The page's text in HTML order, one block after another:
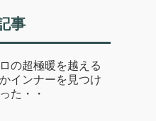
事
の超極暖を越える
インナーを見つけ
た・・